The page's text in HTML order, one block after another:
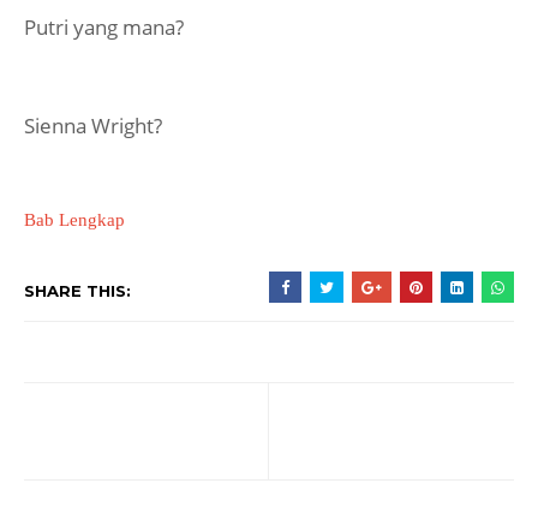
Putri yang mana?
Sienna Wright?
Bab Lengkap
SHARE THIS: